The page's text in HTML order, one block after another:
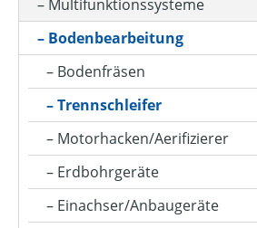
BETRIEBSART
DURCHMESSER
HUBRAUM (IN CM³)
KLASSIFIZIERUNG
Multifunktionssysteme
Bodenbearbeitung
Bodenfräsen
Trennschleifer
Motorhacken/Aerifizierer
Erdbohrgeräte
Einachser/Anbaugeräte